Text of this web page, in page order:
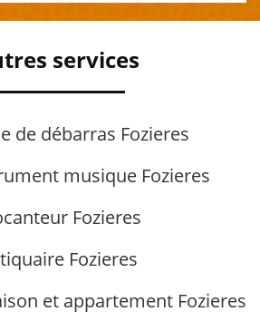
services
de débarras Fozieres
musique Fozieres
Fozieres
Fozieres
et appartement Fozieres